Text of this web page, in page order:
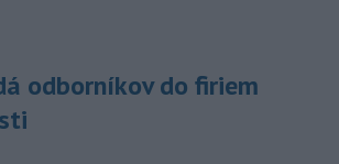
odborníkov do firiem